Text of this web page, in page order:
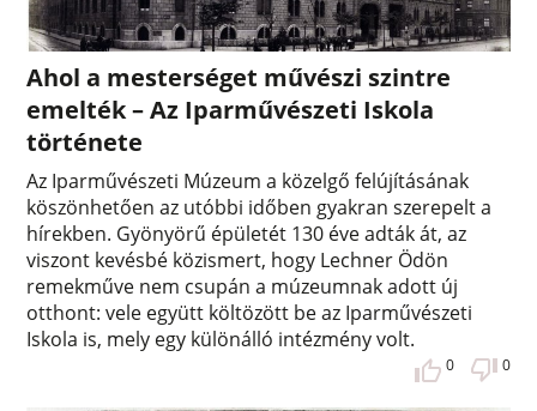
Ahol a mesterséget művészi szintre
emelték – Az Iparművészeti Iskola
története
Az Iparművészeti Múzeum a közelgő felújításának
köszönhetően az utóbbi időben gyakran szerepelt a
hírekben. Gyönyörű épületét 130 éve adták át, az
viszont kevésbé közismert, hogy Lechner Ödön
remekműve nem csupán a múzeumnak adott új
otthont: vele együtt költözött be az Iparművészeti
Iskola is, mely egy különálló intézmény volt.
0 0